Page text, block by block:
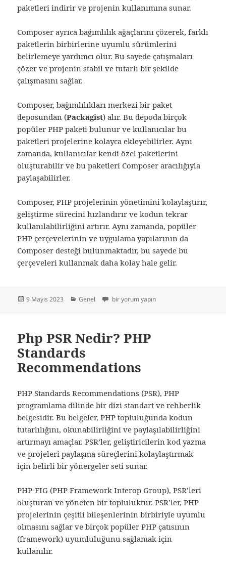
paketleri indirir ve projenin kullanımına sunar.
Composer ayrıca bağımlılık ağaçlarını çözerek, farklı
paketlerin birbirlerine uyumlu sürümlerini
belirlemeye yardımcı olur. Bu sayede çatışmaları
çözer ve projenin stabil ve tutarlı bir şekilde
çalışmasını sağlar.
Composer, bağımlılıkları merkezi bir paket
deposundan (Packagist) alır. Bu depoda birçok
popüler PHP paketi bulunur ve kullanıcılar bu
paketleri projelerine kolayca ekleyebilirler. Aynı
zamanda, kullanıcılar kendi özel paketlerini
oluşturabilir ve bu paketleri Composer aracılığıyla
paylaşabilirler.
Composer, PHP projelerinin yönetimini kolaylaştırır,
geliştirme sürecini hızlandırır ve kodun tekrar
kullanılabilirliğini artırır. Aynı zamanda, popüler
PHP çerçevelerinin ve uygulama yapılarının da
Composer desteği bulunmaktadır, bu sayede bu
çerçeveleri kullanmak daha kolay hale gelir.
Yayın
9 Mayıs 2023 Kategoriler
Genel Php Composer nedir? Nasıl kullanılır? için
bir yorum yapın
Php PSR Nedir? PHP
Standards
Recommendations
PHP Standards Recommendations (PSR), PHP
programlama dilinde bir dizi standart ve rehberlik
belgesidir. Bu belgeler, PHP topluluğunda kodun
tutarlılığını, okunabilirliğini ve paylaşılabilirliğini
artırmayı amaçlar. PSR’ler, geliştiricilerin kod yazma
ve projeleri paylaşma süreçlerini kolaylaştırmak
için belirli bir yönergeler seti sunar.
PHP-FIG (PHP Framework Interop Group), PSR’leri
oluşturan ve yöneten bir topluluktur. PSR’ler, PHP
projelerinin çeşitli bileşenlerinin birbiriyle uyumlu
olmasını sağlar ve birçok popüler PHP çatısının
(framework) uyumluluğunu sağlamak için
kullanılır.